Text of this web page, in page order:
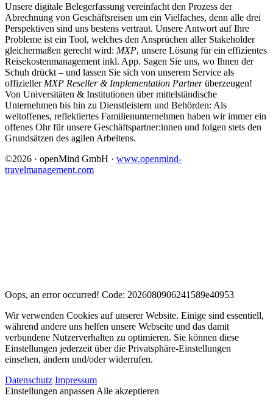
Unsere digitale Belegerfassung vereinfacht den Prozess der
Abrechnung von Geschäftsreisen um ein Vielfaches, denn alle drei
Perspektiven sind uns bestens vertraut. Unsere Antwort auf Ihre
Probleme ist ein Tool, welches den Ansprüchen aller Stakeholder
gleichermaßen gerecht wird: MXP, unsere Lösung für ein effizientes
Reisekostenmanagement inkl. App. Sagen Sie uns, wo Ihnen der
Schuh drückt – und lassen Sie sich von unserem Service als
offizieller MXP Reseller & Implementation Partnerüberzeugen!
Von Universitäten & Institutionen über mittelständische
Unternehmen bis hin zu Dienstleistern und Behörden: Als
weltoffenes, reflektiertes Familienunternehmen haben wir immer ein
offenes Ohr für unsere Geschäftspartner:innen und folgen stets den
Grundsätzen des agilen Arbeitens.
©2026 · openMind GmbH · www.openmind-
travelmanagement.com
Oops, an error occurred! Code: 2026080906241589e40953
Wir verwenden Cookies auf unserer Website. Einige sind essentiell,
während andere uns helfen unsere Webseite und das damit
verbundene Nutzerverhalten zu optimieren. Sie können diese
Einstellungen jederzeit über die Privatsphäre-Einstellungen
einsehen, ändern und/oder widerrufen.
Datenschutz Impressum
Einstellungen anpassen Alle akzeptieren